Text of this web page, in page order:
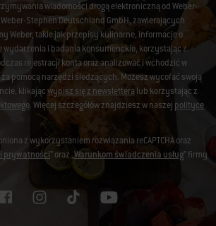
wiadomości drogą elektroniczną od Weber-
Stephen Deutschland GmbH, zawierających
Weber, takie jak przepisy kulinarne, informacje o
i badania konsumenckie, korzystając z
rejestracji konta oraz analizować i wchodzić w
pomocą narzędzi śledzących. Możesz wycofać swoją
klikającwypisz się z newslettera lub korzystając z
. Więcej szczegółów znajdziesz w naszej polityce
z wykorzystaniem rozwiązania reCAPTCHA oraz
prywatności” oraz „Warunkom świadczenia usług” firmy